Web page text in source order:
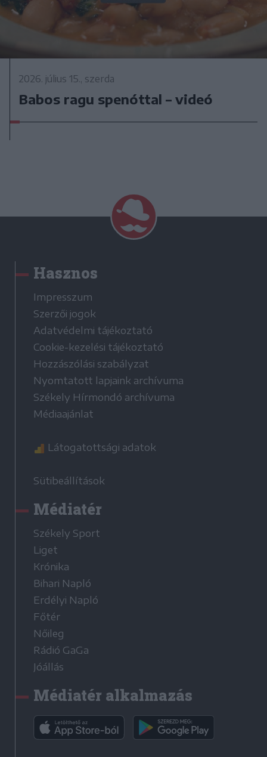
2026. július 15., szerda
Babos ragu spenóttal – videó
Hasznos
Impresszum
Szerzői jogok
Adatvédelmi tájékoztató
Cookie-kezelési tájékoztató
Hozzászólási szabályzat
Nyomtatott lapjaink archívuma
Székely Hírmondó archívuma
Médiaajánlat
Látogatottsági adatok
Sütibeállítások
Médiatér
Székely Sport
Liget
Krónika
Bihari Napló
Erdélyi Napló
Főtér
Nőileg
Rádió GaGa
Jóállás
Médiatér alkalmazás